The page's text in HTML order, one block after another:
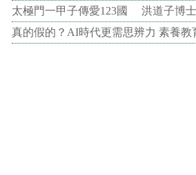
太極門一甲子傳愛123國 洪道子博
真的假的？AI時代更需思辨力 素養